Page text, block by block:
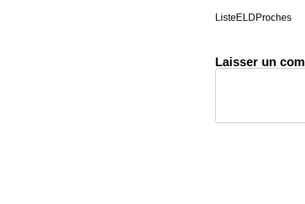
ListeELDProches
Laisser un